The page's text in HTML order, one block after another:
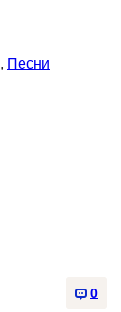
, Песни
0